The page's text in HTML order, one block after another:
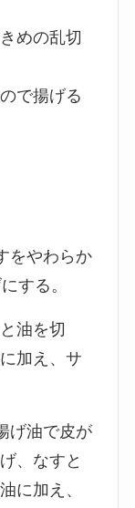
めの乱切
で揚げる
をやわらか
する。
油を切
加え、サ
げ油で皮が
、なすと
に加え、